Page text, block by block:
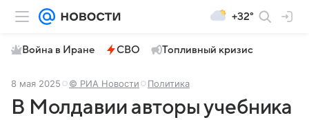
+32°
Война в Иране СВО Топливный кризис
8 мая 2025 © РИА Новости Политика
В Молдавии авторы учебника